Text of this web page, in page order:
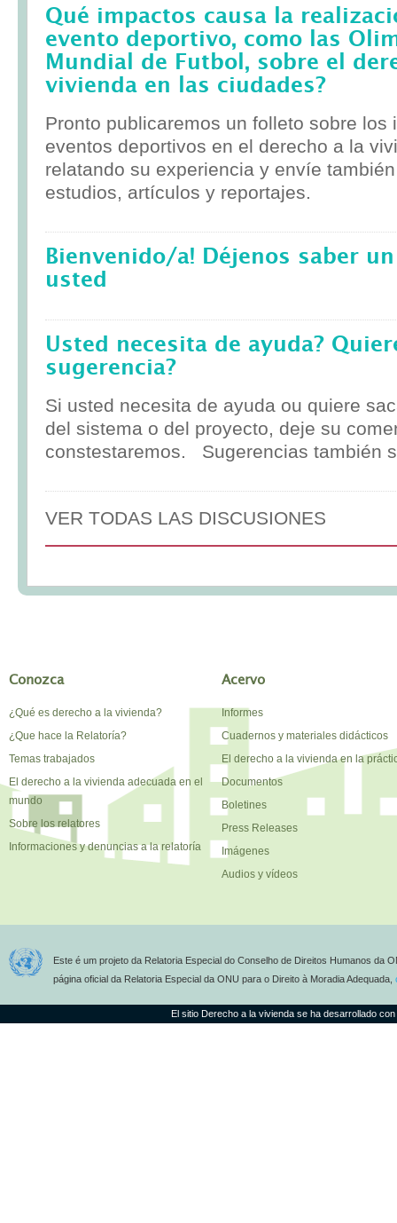
Qué impactos causa la
evento deportivo, como las
Mundial de Futbol, sobre el
vivienda en las ciudades?
Pronto publicaremos un folleto sobre los
eventos deportivos en el derecho a la
relatando su experiencia y envíe
estudios, artículos y reportajes.
Bienvenido/a! Déjenos saber
usted
Usted necesita de ayuda?
sugerencia?
Si usted necesita de ayuda ou quiere
del sistema o del proyecto, deje su
constestaremos. Sugerencias también
VER TODAS LAS DISCUSIONES
Conozca
¿Qué es derecho a la vivienda?
¿Que hace la Relatoría?
Temas trabajados
El derecho a la vivienda adecuada en el
mundo
Sobre los relatores
Informaciones y denuncias a la relatoría
Acervo
Informes
Cuadernos y materiales didácticos
El derecho a la vivienda en la
Documentos
Boletines
Press Releases
Imágenes
Audios y vídeos
Este é um projeto da Relatoria Especial do Conselho de Direitos Humanos da
página oficial da Relatoria Especial da ONU para o Direito à Moradia Adequada,
El sitio Derecho a la vivienda se ha desarrollado